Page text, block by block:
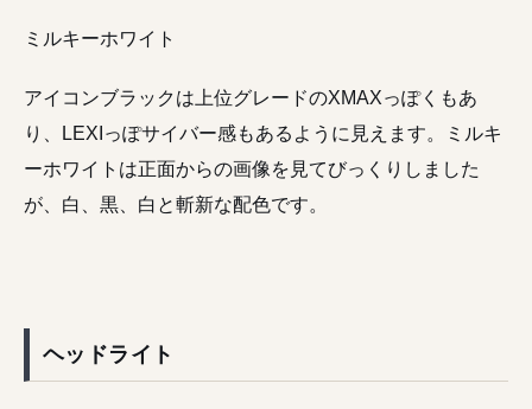
ミルキーホワイト
アイコンブラックは上位グレードのXMAXっぽくもあ
り、LEXIっぽサイバー感もあるように見えます。ミルキ
ーホワイトは正面からの画像を見てびっくりしました
が、白、黒、白と斬新な配色です。
ヘッドライト